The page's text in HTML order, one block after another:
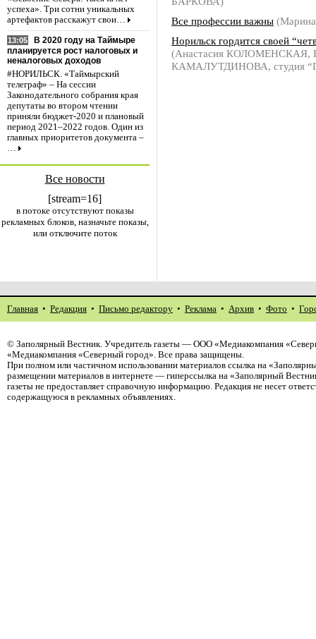
успеха». Три сотни уникальных
артефактов расскажут свои…
13:05
В 2020 году на Таймыре
планируется рост налоговых и
неналоговых доходов
#НОРИЛЬСК. «Таймырский
телеграф» – На сессии
Законодательного собрания края
депутаты во втором чтении
приняли бюджет-2020 и плановый
период 2021–2022 годов. Один из
главных приоритетов документа –
…
Все новости
[stream=16]
в потоке отсутствуют показы
рекламных блоков, назначьте показы,
или отключите поток
Все профессии важны
Норильск гордится своей
(Анастасия КОЛОМЕНСКАЯ,
КАМАЛУТДИНОВА, студия
Главная • Редакция • Письмо редактору • Реклама • Архив • Фото •
© Заполярный Вестник. Учредитель газеты — ООО «Медиакомпания
«Медиакомпания «Северный город». Все права защищены.
При полном или частичном использовании материалов ссылка на
размещении материалов в интернете — гиперссылка на «Заполярный
газеты не предоставляет справочную информацию. Редакция не несет
содержащуюся в рекламных объявлениях.